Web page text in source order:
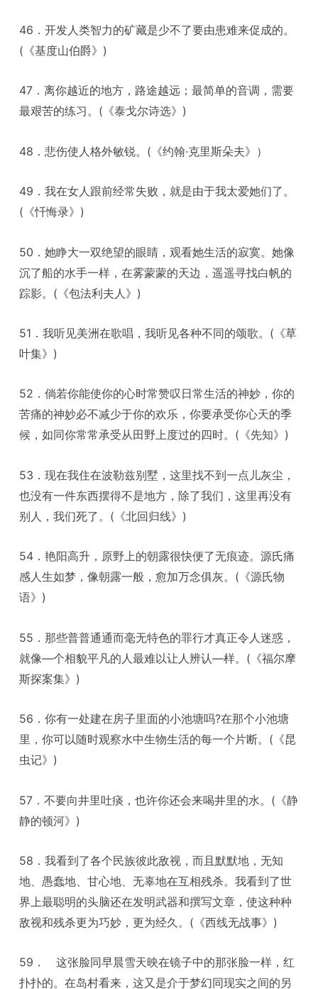
46．开发人类智力的矿藏是少不了要由患难来促成的。
(《基度山伯爵》)
47．离你越近的地方，路途越远；最简单的音调，需要
最艰苦的练习。(《泰戈尔诗选》)
48．悲伤使人格外敏锐。(《约翰·克里斯朵夫》）
49．我在女人跟前经常失败，就是由于我太爱她们了。
(《忏悔录》)
50．她睁大一双绝望的眼睛，观看她生活的寂寞。她像
沉了船的水手一样，在雾蒙蒙的天边，遥遥寻找白帆的
踪影。(《包法利夫人》)
51．我听见美洲在歌唱，我听见各种不同的颂歌。(《草
叶集》)
52．倘若你能使你的心时常赞叹日常生活的神妙，你的
苦痛的神妙必不减少于你的欢乐，你要承受你心天的季
候，如同你常常承受从田野上度过的四时。(《先知》)
53．现在我住在波勒兹别墅，这里找不到一点儿灰尘，
也没有一件东西摆得不是地方，除了我们，这里再没有
别人，我们死了。(《北回归线》)
54．艳阳高升，原野上的朝露很快便了无痕迹。源氏痛
感人生如梦，像朝露一般，愈加万念俱灰。(《源氏物
语》)
55．那些普普通通而毫无特色的罪行才真正令人迷惑，
就像—个相貌平凡的人最难以让人辨认—样。(《福尔摩
斯探案集》)
56．你有一处建在房子里面的小池塘吗?在那个小池塘
里，你可以随时观察水中生物生活的每一个片断。(《昆
虫记》)
57．不要向井里吐痰，也许你还会来喝井里的水。(《静
静的顿河》)
58．我看到了各个民族彼此敌视，而且默默地，无知
地、愚蠢地、甘心地、无辜地在互相残杀。我看到了世
界上最聪明的头脑还在发明武器和撰写文章，使这种种
敌视和残杀更为巧妙，更为经久。(《西线无战事》)
59． 这张脸同早晨雪天映在镜子中的那张脸一样，红
扑扑的。在岛村看来，这又是介于梦幻同现实之间的另